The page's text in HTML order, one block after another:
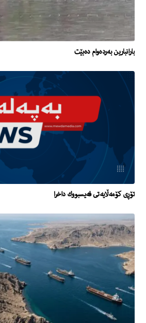
بارانبارین بەردەوام دەبێت
تۆڕی كۆمەڵایەتی فەیسبووك داخرا